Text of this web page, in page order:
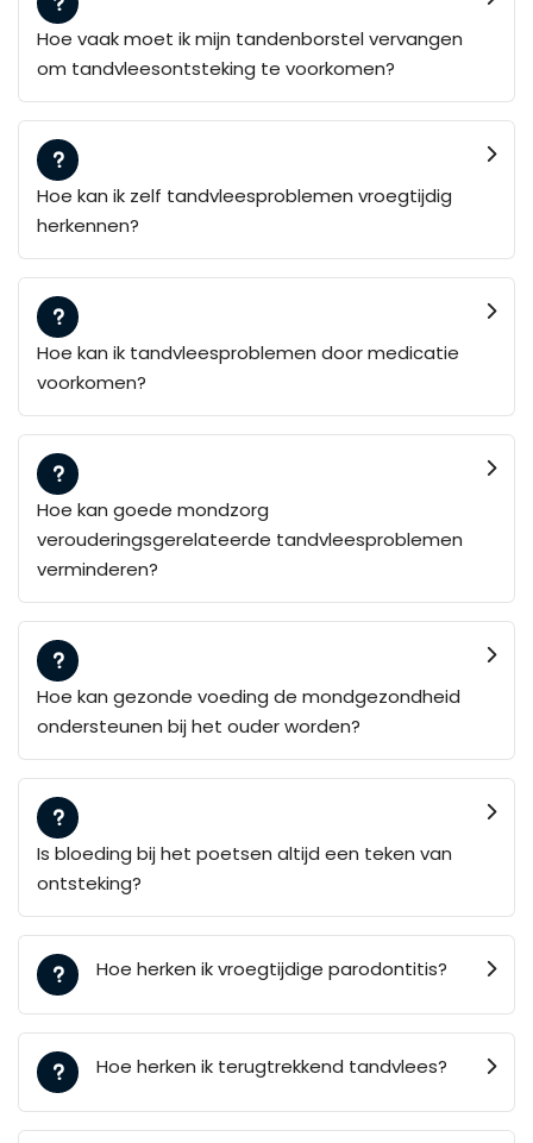
Hoe vaak moet ik mijn tandenborstel vervangen
om tandvleesontsteking te voorkomen?
Hoe kan ik zelf tandvleesproblemen vroegtijdig
herkennen?
Hoe kan ik tandvleesproblemen door medicatie
voorkomen?
Hoe kan goede mondzorg
verouderingsgerelateerde tandvleesproblemen
verminderen?
Hoe kan gezonde voeding de mondgezondheid
ondersteunen bij het ouder worden?
Is bloeding bij het poetsen altijd een teken van
ontsteking?
Hoe herken ik vroegtijdige parodontitis?
Hoe herken ik terugtrekkend tandvlees?